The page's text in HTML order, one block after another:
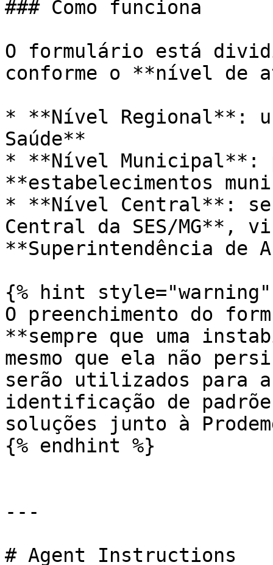
### Como funciona
O formulário está
conforme o **nível de
* **Nível Regional**:
Saúde**
* **Nível Municipal**:
**estabelecimentos
* **Nível Central**:
Central da SES/MG**,
**Superintendência de
{% hint style="warning"
O preenchimento do
**sempre que uma
mesmo que ela não
serão utilizados para
identificação de
soluções junto à
{% endhint %}
---
# Agent Instructions